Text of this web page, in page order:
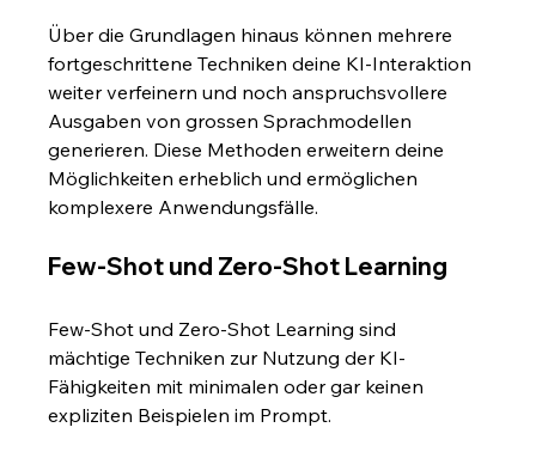
Über die Grundlagen hinaus können mehrere
fortgeschrittene Techniken deine KI-Interaktion
weiter verfeinern und noch anspruchsvollere
Ausgaben von grossen Sprachmodellen
generieren. Diese Methoden erweitern deine
Möglichkeiten erheblich und ermöglichen
komplexere Anwendungsfälle.
Few-Shot und Zero-Shot Learning
Few-Shot und Zero-Shot Learning sind
mächtige Techniken zur Nutzung der KI-
Fähigkeiten mit minimalen oder gar keinen
expliziten Beispielen im Prompt.